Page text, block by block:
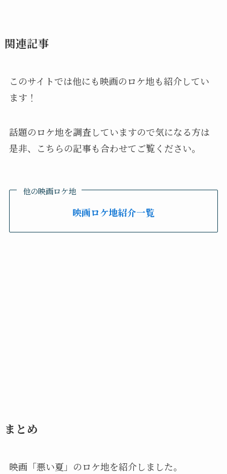
関連記事
このサイトでは他にも映画のロケ地も紹介してい
ます！
話題のロケ地を調査していますので気になる方は
是非、こちらの記事も合わせてご覧ください。
他の映画ロケ地
映画ロケ地紹介一覧
まとめ
映画「悪い夏」のロケ地を紹介しました。